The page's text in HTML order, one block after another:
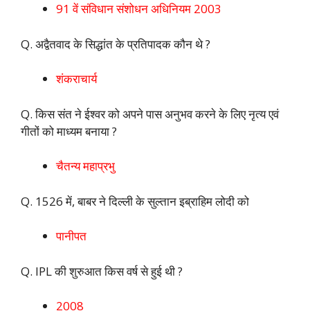
91 वें संविधान संशोधन अधिनियम 2003
Q. अद्वैतवाद के सिद्धांत के प्रतिपादक कौन थे ?
शंकराचार्य
Q. किस संत ने ईश्वर को अपने पास अनुभव करने के लिए नृत्य एवं
गीतों को माध्यम बनाया ?
चैतन्य महाप्रभु
Q. 1526 में, बाबर ने दिल्ली के सुल्तान इब्राहिम लोदी को
पानीपत
Q. IPL की शुरुआत किस वर्ष से हुई थी ?
2008